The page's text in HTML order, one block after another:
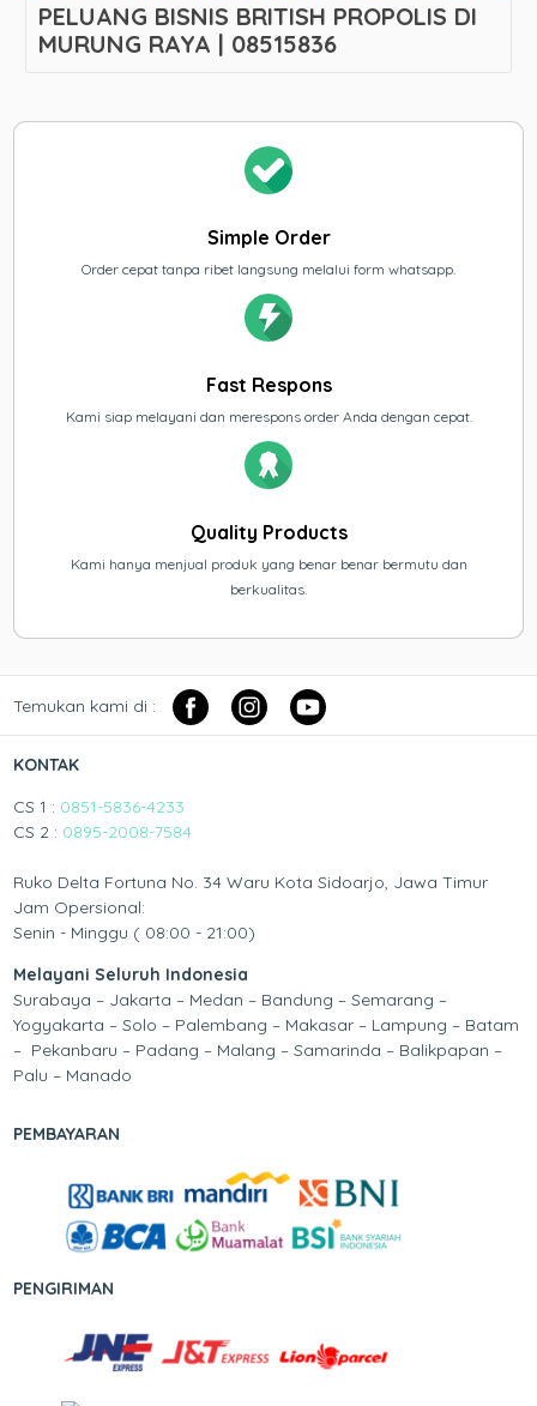
PELUANG BISNIS BRITISH PROPOLIS DI
MURUNG RAYA | 08515836
Simple Order
Order cepat tanpa ribet langsung melalui form whatsapp.
Fast Respons
Kami siap melayani dan merespons order Anda dengan cepat.
Quality Products
Kami hanya menjual produk yang benar benar bermutu dan
berkualitas.
Temukan kami di :
KONTAK
CS 1 : 0851-5836-4233
CS 2 : 0895-2008-7584
Ruko Delta Fortuna No. 34 Waru Kota Sidoarjo, Jawa Timur
Jam Opersional:
Senin - Minggu ( 08:00 - 21:00)
Melayani Seluruh Indonesia
Surabaya – Jakarta – Medan – Bandung – Semarang –
Yogyakarta – Solo – Palembang – Makasar – Lampung – Batam
– Pekanbaru – Padang – Malang – Samarinda – Balikpapan –
Palu – Manado
PEMBAYARAN
PENGIRIMAN